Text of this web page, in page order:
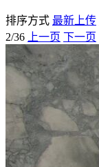
排序方式 最新上传
2/36
上一页 下一页